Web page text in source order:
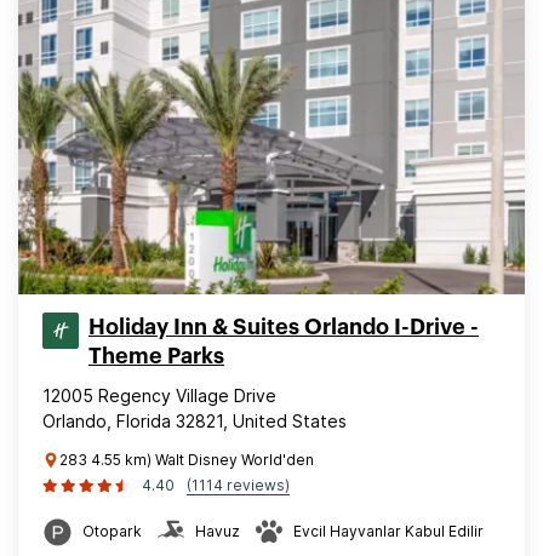
Holiday Inn & Suites Orlando I-Drive -
Theme Parks
12005 Regency Village Drive
Orlando, Florida 32821, United States
283 4.55 km) Walt Disney World'den
4.40
(1114 reviews)
Otopark Havuz Evcil Hayvanlar Kabul Edilir